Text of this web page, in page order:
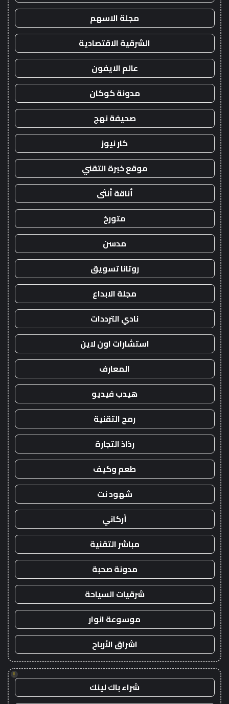
مجلة الاسهم
الشرقية الاقتصادية
عالم الايفون
مدونة كوكان
صحيفة نهج
كار نيوز
موقع خبرة التقني
أناقة أنثى
متورخ
مدسن
روتانا تسويق
مجلة الابداع
نادي الترددات
استشارات اون لاين
المعارف
هيدب فيديو
رمح التقنية
رذاذ التجارة
طعم وكيف
شهود نت
أركاني
مباشر التقنية
مدونة صحبة
شرقيات السياحة
موسوعة انوار
اشراق الأرباح
!
شراء باك لينك